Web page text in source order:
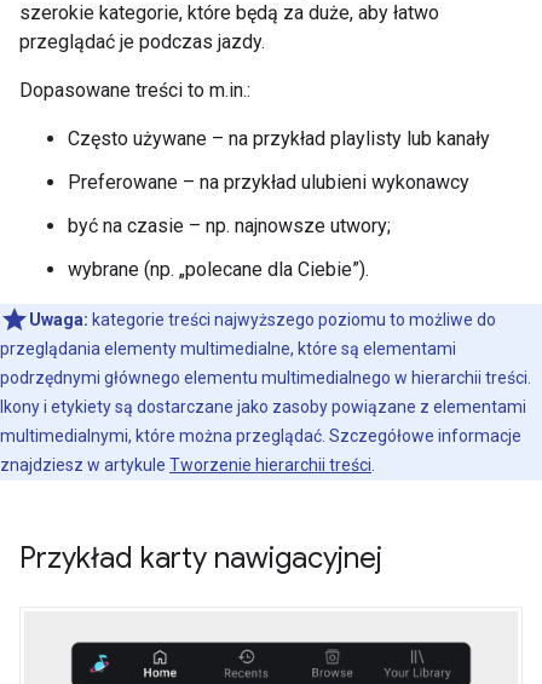
szerokie kategorie, które będą za duże, aby łatwo
przeglądać je podczas jazdy.
Dopasowane treści to m.in.:
Często używane – na przykład playlisty lub kanały
Preferowane – na przykład ulubieni wykonawcy
być na czasie – np. najnowsze utwory;
wybrane (np. „polecane dla Ciebie”).
Uwaga: kategorie treści najwyższego poziomu to możliwe do
przeglądania elementy multimedialne, które są elementami
podrzędnymi głównego elementu multimedialnego w hierarchii treści.
Ikony i etykiety są dostarczane jako zasoby powiązane z elementami
multimedialnymi, które można przeglądać. Szczegółowe informacje
znajdziesz w artykule Tworzenie hierarchii treści
Przykład karty nawigacyjnej